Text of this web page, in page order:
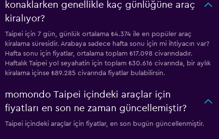
konaklarken genellikle kaç günlüğüne araç
kiralıyor?
Taipei için 7 gün, günlük ortalama ₺4.374 ile en popüler araç
kiralama süresidir. Arabaya sadece hafta sonu için mi ihtiyacın var?
Hafta sonu için fiyatlar, ortalama toplam ₺17.098 civarındadır.
Haftalık Taipei yol seyahatin için toplam ₺30.616 civarında, bir aylık
kiralama içinse ₺89.285 civarında fiyatlar bulabilirsin.
momondo Taipei içindeki araçlar için
fiyatları en son ne zaman güncellemiştir?
Taipei içindeki araçlar için fiyatlar, en son bugün güncellenmiştir.